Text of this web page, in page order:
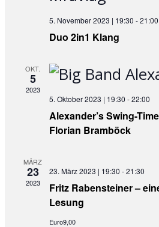
5. November 2023 | 19:30 -21:00
Duo 2in1 Klang
OKT.
5
2023
5. Oktober 2023 | 19:30 -22:00
Alexander’s Swing-
Florian Bramböck
MÄRZ
23
2023
23. März 2023 | 19:30 -21:30
Fritz Rabensteiner –
Lesung
Euro9,00